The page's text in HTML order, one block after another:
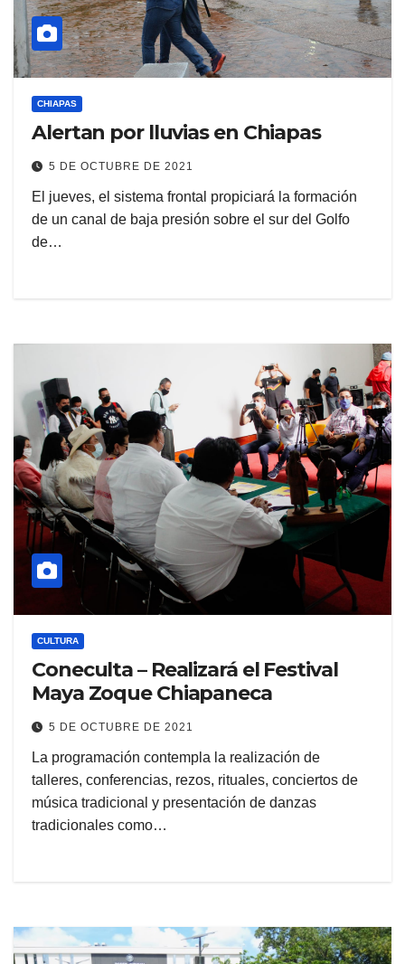
CHIAPAS
Alertan por lluvias en Chiapas
5 DE OCTUBRE DE 2021
El jueves, el sistema frontal propiciará la formación
de un canal de baja presión sobre el sur del Golfo
de…
CULTURA
Coneculta – Realizará el Festival
Maya Zoque Chiapaneca
5 DE OCTUBRE DE 2021
La programación contempla la realización de
talleres, conferencias, rezos, rituales, conciertos de
música tradicional y presentación de danzas
tradicionales como…